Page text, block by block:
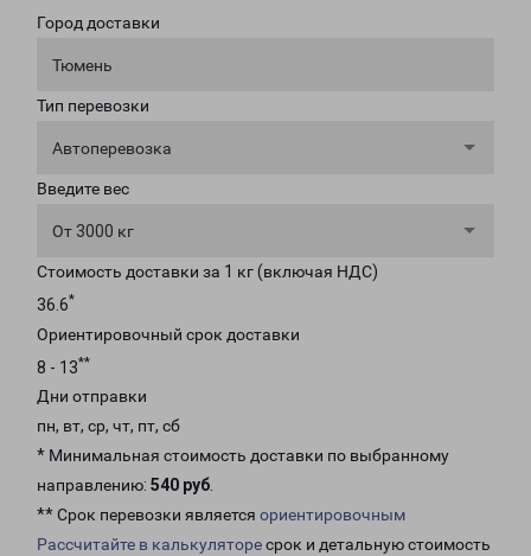
Город доставки
Тюмень
Тип перевозки
Автоперевозка
Введите вес
От 3000 кг
Стоимость доставки за 1 кг (включая НДС)
36.6*
Ориентировочный срок доставки
8 - 13**
Дни отправки
пн, вт, ср, чт, пт, сб
* Минимальная стоимость доставки по выбранному
направлению: 540 руб.
** Срок перевозки является ориентировочным
Рассчитайте в калькуляторесрок и детальную стоимость